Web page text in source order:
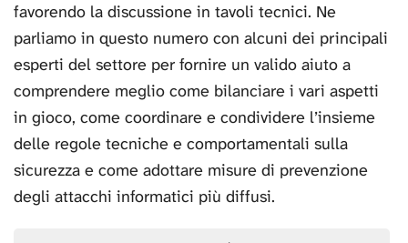
favorendo la discussione in tavoli tecnici. Ne
parliamo in questo numero con alcuni dei principali
esperti del settore per fornire un valido aiuto a
comprendere meglio come bilanciare i vari aspetti
in gioco, come coordinare e condividere l’insieme
delle regole tecniche e comportamentali sulla
sicurezza e come adottare misure di prevenzione
degli attacchi informatici più diffusi.